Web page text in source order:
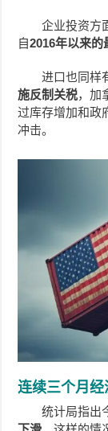
企业投资方
自2016年以来的
进口也同样
施反制关税，加
过库存增加和政
冲击。
连续三个月经
统计局指出